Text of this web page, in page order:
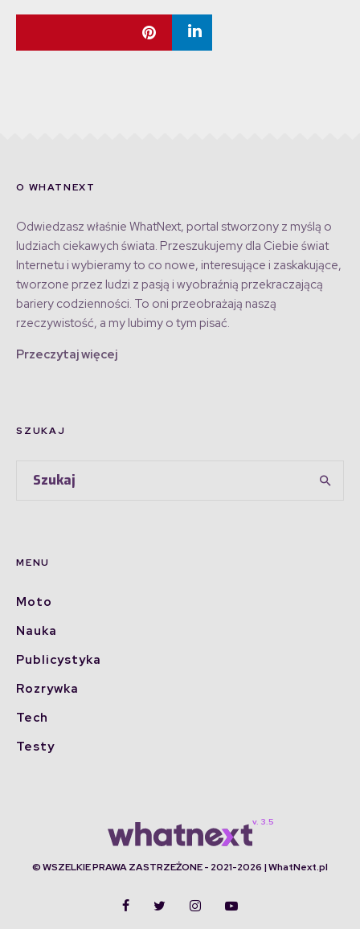
O WHATNEXT
Odwiedzasz właśnie WhatNext, portal stworzony z myślą o
ludziach ciekawych świata. Przeszukujemy dla Ciebie świat
Internetu i wybieramy to co nowe, interesujące i zaskakujące,
tworzone przez ludzi z pasją i wyobraźnią przekraczającą
bariery codzienności. To oni przeobrażają naszą
rzeczywistość, a my lubimy o tym pisać.
Przeczytaj więcej
SZUKAJ
MENU
Moto
Nauka
Publicystyka
Rozrywka
Tech
Testy
© WSZELKIE PRAWA ZASTRZEŻONE - 2021-2026 | WhatNext.pl